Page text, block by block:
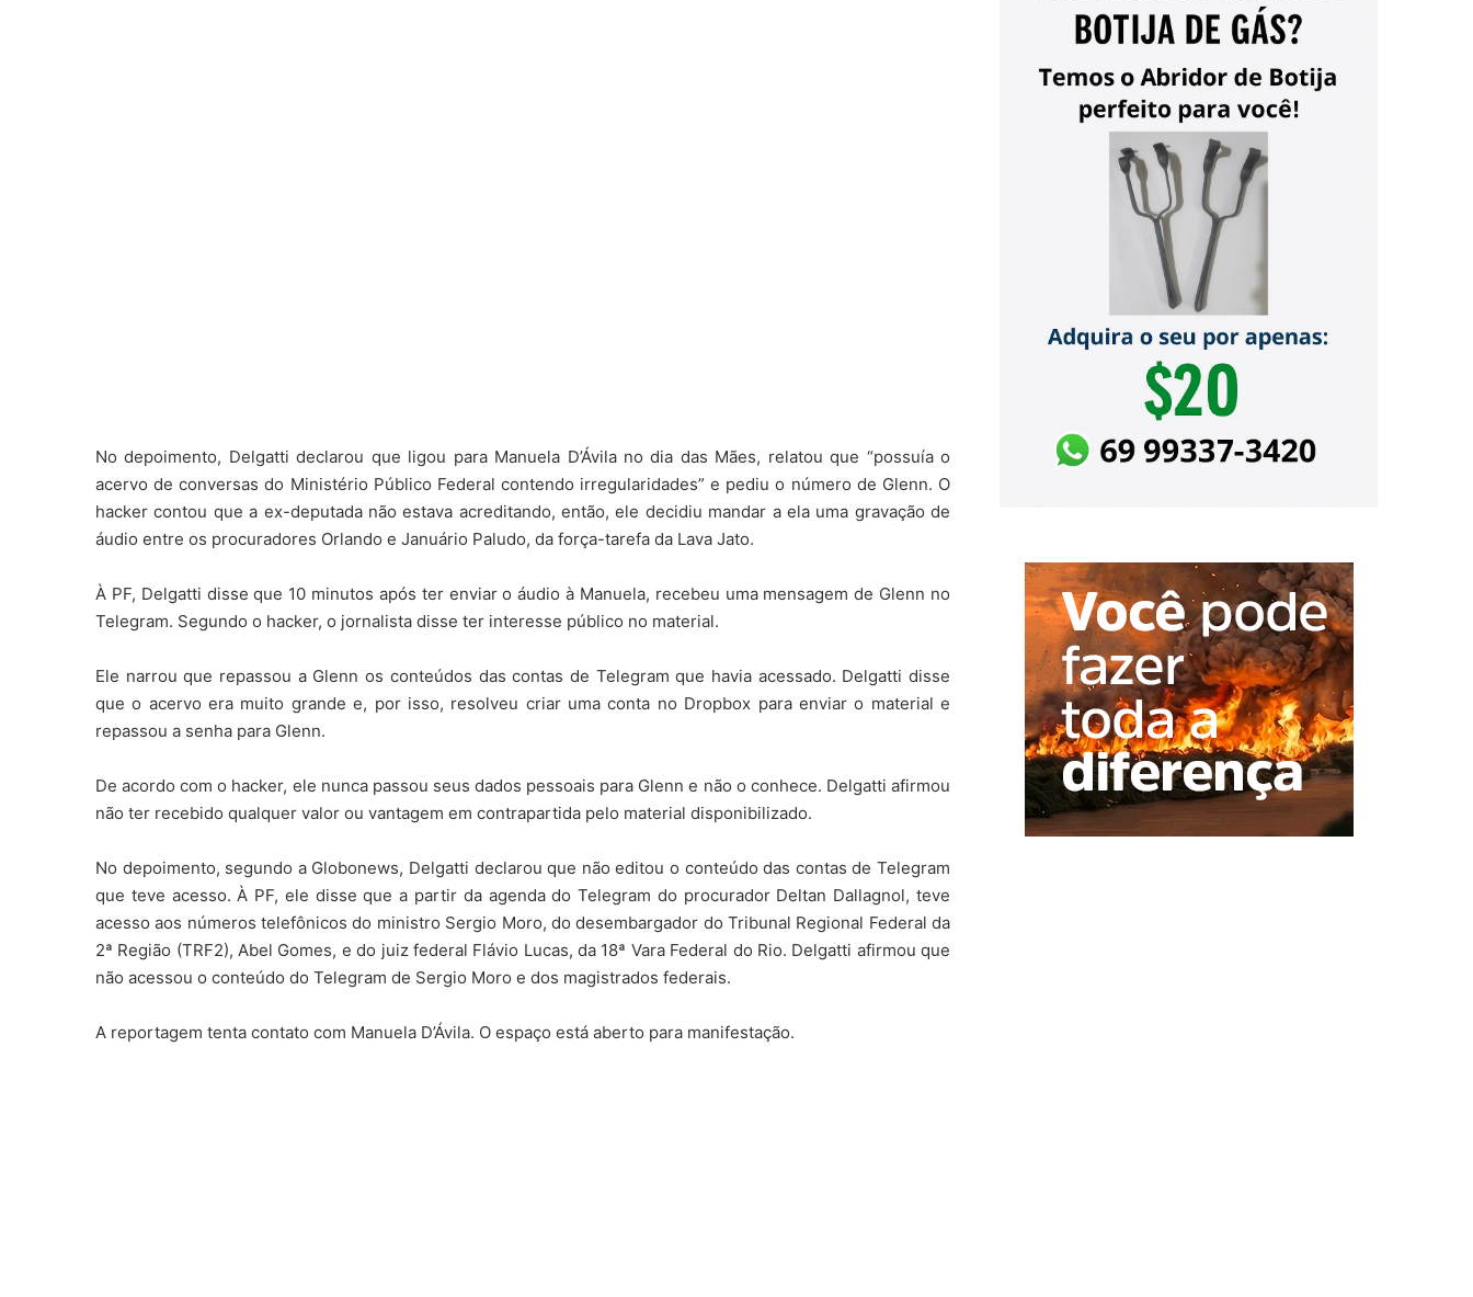
No depoimento, Delgatti declarou que ligou para Manuela D’Ávila no dia das Mães, relatou que “possuía o
acervo de conversas do Ministério Público Federal contendo irregularidades” e pediu o número de Glenn. O
hacker contou que a ex-deputada não estava acreditando, então, ele decidiu mandar a ela uma gravação de
áudio entre os procuradores Orlando e Januário Paludo, da força-tarefa da Lava Jato.
À PF, Delgatti disse que 10 minutos após ter enviar o áudio à Manuela, recebeu uma mensagem de Glenn no
Telegram. Segundo o hacker, o jornalista disse ter interesse público no material.
Ele narrou que repassou a Glenn os conteúdos das contas de Telegram que havia acessado. Delgatti disse
que o acervo era muito grande e, por isso, resolveu criar uma conta no Dropbox para enviar o material e
repassou a senha para Glenn.
De acordo com o hacker, ele nunca passou seus dados pessoais para Glenn e não o conhece. Delgatti afirmou
não ter recebido qualquer valor ou vantagem em contrapartida pelo material disponibilizado.
No depoimento, segundo a Globonews, Delgatti declarou que não editou o conteúdo das contas de Telegram
que teve acesso. À PF, ele disse que a partir da agenda do Telegram do procurador Deltan Dallagnol, teve
acesso aos números telefônicos do ministro Sergio Moro, do desembargador do Tribunal Regional Federal da
2ª Região (TRF2), Abel Gomes, e do juiz federal Flávio Lucas, da 18ª Vara Federal do Rio. Delgatti afirmou que
não acessou o conteúdo do Telegram de Sergio Moro e dos magistrados federais.
A reportagem tenta contato com Manuela D’Ávila. O espaço está aberto para manifestação.